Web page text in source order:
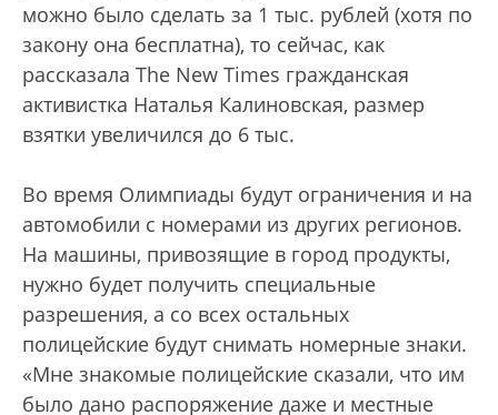
можно было сделать за 1 тыс. рублей (хотя по
закону она бесплатна), то сейчас, как
рассказала The New Times гражданская
активистка Наталья Калиновская, размер
взятки увеличился до 6 тыс.
Во время Олимпиады будут ограничения и на
автомобили с номерами из других регионов.
На машины, привозящие в город продукты,
нужно будет получить специальные
разрешения, а со всех остальных
полицейские будут снимать номерные знаки.
«Мне знакомые полицейские сказали, что им
было дано распоряжение даже и местные